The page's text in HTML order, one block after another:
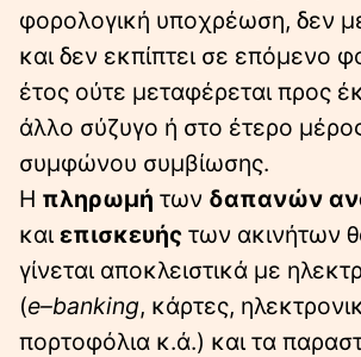
φορολογική υποχρέωση, δεν
και δεν εκπίπτει σε επόμενο
έτος ούτε μεταφέρεται προς
άλλο σύζυγο ή στο έτερο
συμφώνου συμβίωσης.
Η πληρωμή των δαπανών
και επισκευής των ακινήτων
γίνεται αποκλειστικά με
(e–banking, κάρτες,
πορτοφόλια κ.ά.) και τα